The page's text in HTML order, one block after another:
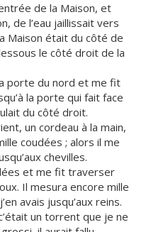
de la Maison, et
de l’eau jaillissait vers
Maison était du côté de
le côté droit de la
porte du nord et me fit
la porte qui fait face
du côté droit.
un cordeau à la main,
coudées ; alors il me
chevilles.
et me fit traverser
Il mesura encore mille
avais jusqu’aux reins.
un torrent que je ne